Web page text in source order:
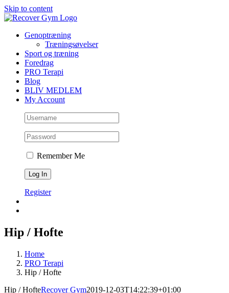
Skip to content
Genoptræning
Træningsøvelser
Sport og træning
Foredrag
PRO Terapi
Blog
BLIV MEDLEM
My Account
Remember Me
Register
Hip / Hofte
Home
PRO Terapi
Hip / Hofte
Hip / HofteRecover Gym2019-12-03T14:22:39+01:00